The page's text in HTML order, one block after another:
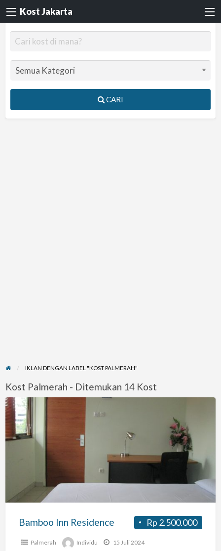
Kost Jakarta
CARI
IKLAN DENGAN LABEL "KOST PALMERAH"
Kost Palmerah - Ditemukan 14 Kost
Bamboo
Inn
Residence
Rp 2.500.000
Bamboo Inn Residence
Palmerah Individu 15 Juli 2024